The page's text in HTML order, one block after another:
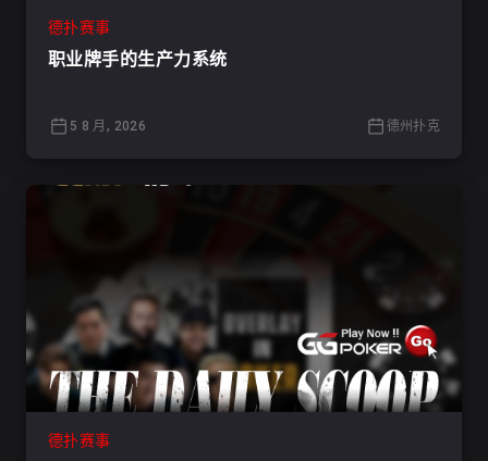
德扑赛事
职业牌手的生产力系统
5 8 月, 2026 德州扑克
德扑赛事